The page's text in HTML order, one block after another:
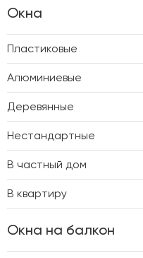
Окна
Пластиковые
Алюминиевые
Деревянные
Нестандартные
В частный дом
В квартиру
Окна на балкон